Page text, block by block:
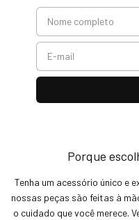
Porque
Tenha um acessório único e
nossas peças são feitas à
o cuidado que você merece.